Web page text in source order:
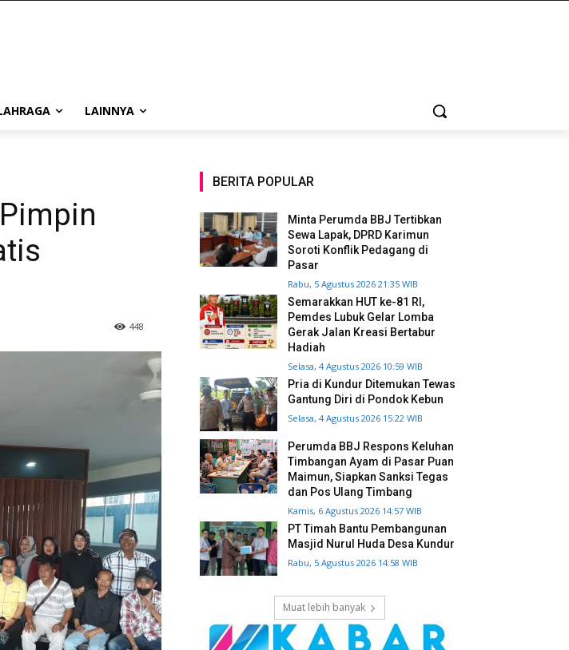
LAINNYA
448
BERITA POPULAR
Minta Perumda BBJ Tertibkan
Sewa Lapak, DPRD Karimun
Soroti Konflik Pedagang di
Pasar
Rabu, 5 Agustus 2026 21:35 WIB
Semarakkan HUT ke-81 RI,
Pemdes Lubuk Gelar Lomba
Gerak Jalan Kreasi Bertabur
Hadiah
Selasa, 4 Agustus 2026 10:59 WIB
Pria di Kundur Ditemukan Tewas
Gantung Diri di Pondok Kebun
Selasa, 4 Agustus 2026 15:22 WIB
Perumda BBJ Respons Keluhan
Timbangan Ayam di Pasar Puan
Maimun, Siapkan Sanksi Tegas
dan Pos Ulang Timbang
Kamis, 6 Agustus 2026 14:57 WIB
PT Timah Bantu Pembangunan
Masjid Nurul Huda Desa Kundur
Rabu, 5 Agustus 2026 14:58 WIB
Muat lebih banyak